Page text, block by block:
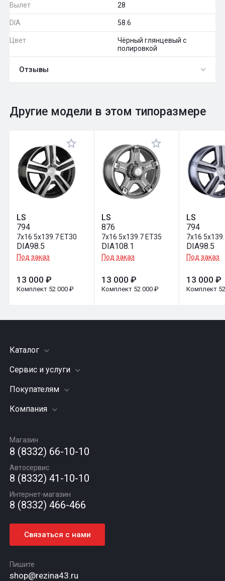
Вылет 28
DIA 58.6
Цвет
Чёрный глянцевый с
полировкой
Отзывы
Оставить отзыв
Общий рейтинг 0
Другие модели в этом типоразмере
LS
794
7x16 5x139.7 ET30
DIA98.5
Под заказ
13 000 ₽
Комплект 52 000 ₽
LS
876
7x16 5x139.7 ET35
DIA108.1
Под заказ
13 000 ₽
Комплект 52 000 ₽
LS
794
7x16
DIA98.5
Под заказ
13 000 ₽
Комплект
Каталог
Шины
Грузовые шины
Диски
Автомасла
Сервис и услуги
Заправка кондиционера
Подвеска (ходовая часть)
Шиномонтаж
Покупателям
Акции
Гарантии и возврат
Компания
Вакансии
Новости
Статьи
Контакты
Магазин
8 (8332) 66-10-10
Автосервис
8 (8332) 41-10-10
Интернет-магазин
8 (8332) 466-466
Связаться с нами
Пишите
shop@rezina43.ru